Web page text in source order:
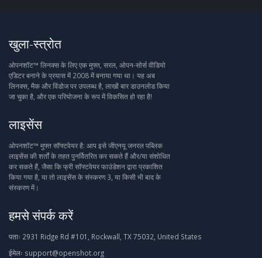
खुला-स्त्रोत
ओपनशॉट™ लिनक्स के लिए एक मुफ्त, सरल, ओपन-सोर्स वीडियो
एडिटर बनाने के प्रयास में 2008 में बनाया गया था। यह अब
लिनक्स, मैक और विंडोज पर उपलब्ध है, लाखों बार डाउनलोड किया
जा चुका है, और एक परियोजना के रूप में विकसित हो रहा है!
लाइसेंस
ओपनशॉट™ मुफ्त सॉफ्टवेयर है: आप इसे जीएनयू जनरल पब्लिक
लाइसेंस की शर्तों के तहत पुनर्वितरित कर सकते हैं और/या संशोधित
कर सकते हैं, जैसा कि फ्री सॉफ्टवेयर फाउंडेशन द्वारा प्रकाशित
किया गया है, या तो लाइसेंस के संस्करण 3, या किसी भी बाद के
संस्करण में।
हमसे संपर्क करें
पताः 2931 Ridge Rd #101, Rockwall, TX 75032, United States
ईमेलः support@openshot.org